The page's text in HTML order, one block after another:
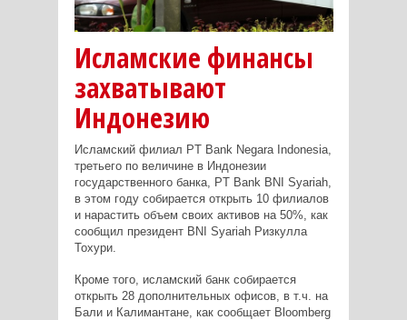
Исламские финансы
захватывают
Индонезию
Исламский филиал PT Bank Negara Indonesia,
третьего по величине в Индонезии
государственного банка, PT Bank BNI Syariah,
в этом году собирается открыть 10 филиалов
и нарастить объем своих активов на 50%, как
сообщил президент BNI Syariah Ризкулла
Тохури.
Кроме того, исламский банк собирается
открыть 28 дополнительных офисов, в т.ч. на
Бали и Калимантане, как сообщает Bloomberg